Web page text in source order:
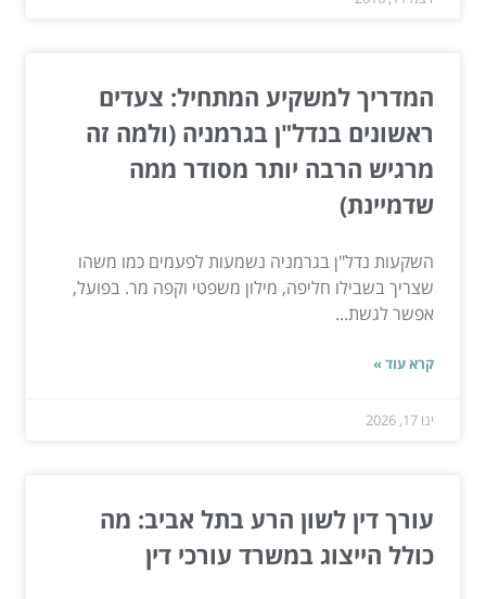
המדריך למשקיע המתחיל: צעדים
ראשונים בנדל"ן בגרמניה (ולמה זה
מרגיש הרבה יותר מסודר ממה
שדמיינת)
השקעות נדל"ן בגרמניה נשמעות לפעמים כמו משהו
שצריך בשבילו חליפה, מילון משפטי וקפה מר. בפועל,
אפשר לגשת...
קרא עוד »
ינו 17, 2026
עורך דין לשון הרע בתל אביב: מה
כולל הייצוג במשרד עורכי דין